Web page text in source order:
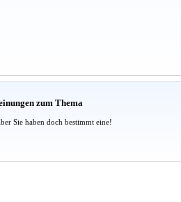
zum Thema
Sie haben doch bestimmt eine!